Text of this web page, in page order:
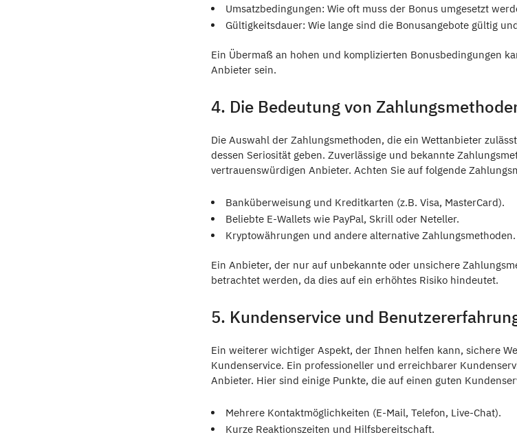
Umsatzbedingungen: Wie oft muss der Bonus umgesetzt
Gültigkeitsdauer: Wie lange sind die Bonusangebote gültig
Ein Übermaß an hohen und komplizierten Bonusbedingungen
Anbieter sein.
4. Die Bedeutung von
Die Auswahl der Zahlungsmethoden, die ein Wettanbieter
dessen Seriosität geben. Zuverlässige und bekannte
vertrauenswürdigen Anbieter. Achten Sie auf folgende
Banküberweisung und Kreditkarten (z.B. Visa, MasterCard).
Beliebte E-Wallets wie PayPal, Skrill oder Neteller.
Kryptowährungen und andere alternative Zahlungsmethoden.
Ein Anbieter, der nur auf unbekannte oder unsichere
betrachtet werden, da dies auf ein erhöhtes Risiko hindeutet.
5. Kundenservice und
Ein weiterer wichtiger Aspekt, der Ihnen helfen kann, sichere
Kundenservice. Ein professioneller und erreichbarer
Anbieter. Hier sind einige Punkte, die auf einen guten
Mehrere Kontaktmöglichkeiten (E-Mail, Telefon, Live-Chat).
Kurze Reaktionszeiten und Hilfsbereitschaft.